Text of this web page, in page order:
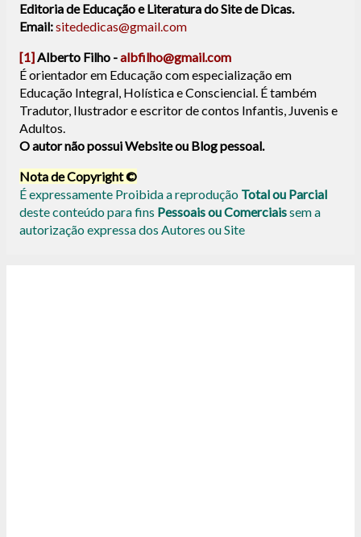
Editoria de Educação e Literatura do Site de Dicas.
Email:sitededicas@gmail.com
[1]Alberto Filho -albfilho@gmail.com
É orientador em Educação com especialização em
Educação Integral, Holística e Consciencial. É também
Tradutor, Ilustrador e escritor de contos Infantis, Juvenis e
Adultos.
O autor não possui Website ou Blog pessoal.
Nota de Copyright ©
É expressamente Proibida a reprodução Total ou Parcial
deste conteúdo para fins Pessoais ou Comerciaissem a
autorização expressa dos Autores ou Site